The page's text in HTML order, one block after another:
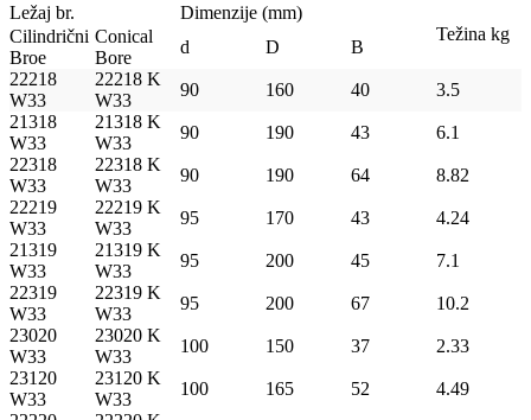
Ležaj br.
Dimenzije (mm)
Težina kg
Cilindrični
Broe
Conical
Bore
d D
B
22218
W33
22218 K
W33
90 160 40
3.5
21318
W33
21318 K
W33
90 190 43
6.1
22318
W33
22318 K
W33
90 190 64
8.82
22219
W33
22219 K
W33
95 170 43
4.24
21319
W33
21319 K
W33
95 200 45
7.1
22319
W33
22319 K
W33
95 200 67
10.2
23020
W33
23020 K
W33
100 150 37
2.33
23120
W33
23120 K
W33
100 165 52
4.49